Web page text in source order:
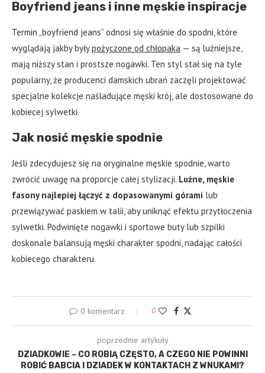
Boyfriend jeans i inne męskie inspiracje
Termin „boyfriend jeans” odnosi się właśnie do spodni, które
wyglądają jakby byłypożyczone od chłopaka — są luźniejsze,
mają niższy stan i prostsze nogawki. Ten styl stał się na tyle
popularny, że producenci damskich ubrań zaczęli projektować
specjalne kolekcje naśladujące męski krój, ale dostosowane do
kobiecej sylwetki.
Jak nosić męskie spodnie
Jeśli zdecydujesz się na oryginalne męskie spodnie, warto
zwrócić uwagę na proporcje całej stylizacji. Luźne, męskie
fasony najlepiej łączyć z dopasowanymi górami lub
przewiązywać paskiem w talii, aby uniknąć efektu przytłoczenia
sylwetki. Podwinięte nogawki i sportowe buty lub szpilki
doskonale balansują męski charakter spodni, nadając całości
kobiecego charakteru.
0 komentarz 0
poprzednie artykuły
DZIADKOWIE – CO ROBIĄ CZĘSTO, A CZEGO NIE POWINNI
ROBIĆ BABCIA I DZIADEK W KONTAKTACH Z WNUKAMI?